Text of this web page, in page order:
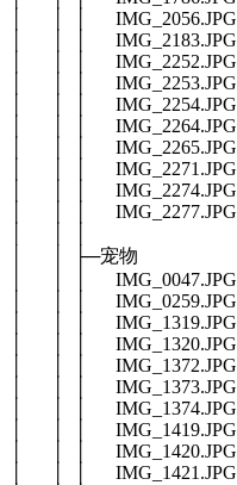
│ │ │ IMG_2056.JPG
│ │ │ IMG_2183.JPG
│ │ │ IMG_2252.JPG
│ │ │ IMG_2253.JPG
│ │ │ IMG_2254.JPG
│ │ │ IMG_2264.JPG
│ │ │ IMG_2265.JPG
│ │ │ IMG_2271.JPG
│ │ │ IMG_2274.JPG
│ │ │ IMG_2277.JPG
│ │ ├─宠物
│ │ │ IMG_0047.JPG
│ │ │ IMG_0259.JPG
│ │ │ IMG_1319.JPG
│ │ │ IMG_1320.JPG
│ │ │ IMG_1372.JPG
│ │ │ IMG_1373.JPG
│ │ │ IMG_1374.JPG
│ │ │ IMG_1419.JPG
│ │ │ IMG_1420.JPG
│ │ │ IMG_1421.JPG